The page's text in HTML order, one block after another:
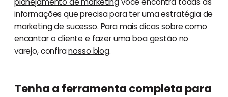
informações que precisa para ter uma estratégia de
marketing de sucesso. Para mais dicas sobre como
encantar o cliente e fazer uma boa gestão no
varejo, confiranosso blog.
Tenha a ferramenta completa para